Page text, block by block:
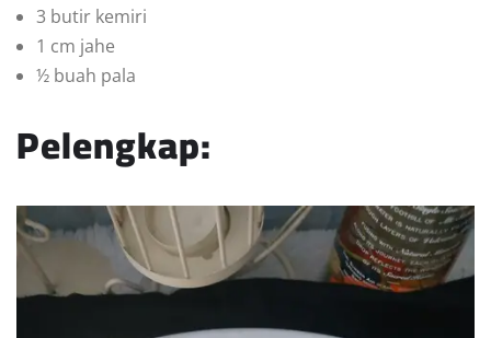
3 butir kemiri
1 cm jahe
½ buah pala
Pelengkap: